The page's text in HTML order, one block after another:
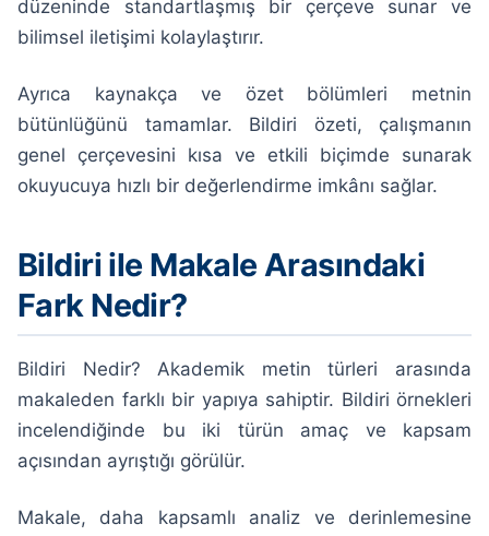
düzeninde standartlaşmış bir çerçeve sunar ve
bilimsel iletişimi kolaylaştırır.
Ayrıca kaynakça ve özet bölümleri metnin
bütünlüğünü tamamlar. Bildiri özeti, çalışmanın
genel çerçevesini kısa ve etkili biçimde sunarak
okuyucuya hızlı bir değerlendirme imkânı sağlar.
Bildiri ile Makale Arasındaki
Fark Nedir?
Bildiri Nedir? Akademik metin türleri arasında
makaleden farklı bir yapıya sahiptir. Bildiri örnekleri
incelendiğinde bu iki türün amaç ve kapsam
açısından ayrıştığı görülür.
Makale, daha kapsamlı analiz ve derinlemesine